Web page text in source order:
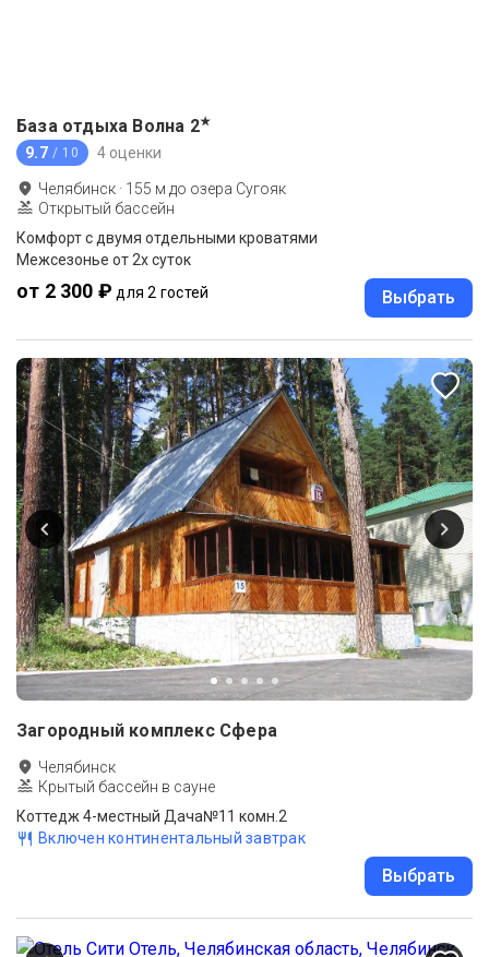
База отдыха Волна 2★
9.7 / 10 4 оценки
Челябинск · 155 м до озера Сугояк
Открытый бассейн
Комфорт с двумя отдельными кроватями
Межсезонье от 2х суток
от 2 300 ₽ для 2 гостей Выбрать
Загородный комплекс Сфера
Челябинск
Крытый бассейн в сауне
Коттедж 4-местный Дача№11 комн.2
Включен континентальный завтрак
Выбрать